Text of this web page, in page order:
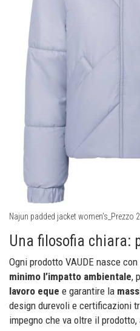
Najun padded jacket women’s_Prezzo
Una filosofia chiara:
Ogni prodotto VAUDE nasce con
minimo l’impatto ambientale,
lavoro eque e garantire la
design durevoli e certificazioni
impegno che va oltre il